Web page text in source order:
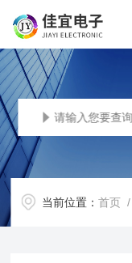
当前位置：首页 /